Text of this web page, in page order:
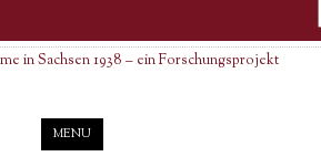
in Sachsen 1938 – ein Forschungsprojekt
MENU